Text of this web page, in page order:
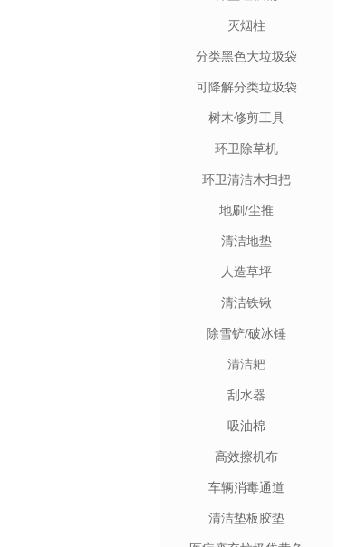
灭烟柱
分类黑色大垃圾袋
可降解分类垃圾袋
树木修剪工具
环卫除草机
环卫清洁木扫把
地刷/尘推
清洁地垫
人造草坪
清洁铁锹
除雪铲/破冰锤
清洁耙
刮水器
吸油棉
高效擦机布
车辆消毒通道
清洁垫板胶垫